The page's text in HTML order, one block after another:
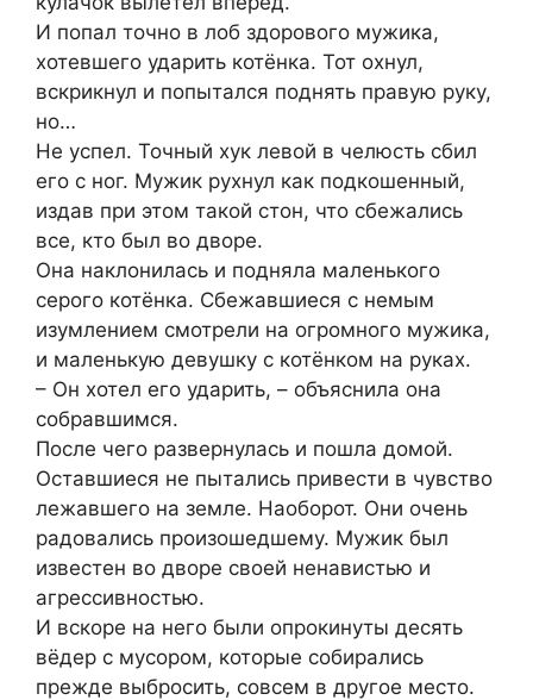
И попал точно в лоб здорового мужика,
хотевшего ударить котёнка. Тот охнул,
вскрикнул и попытался поднять правую руку,
но…
Не успел. Точный хук левой в челюсть сбил
его с ног. Мужик рухнул как подкошенный,
издав при этом такой стон, что сбежались
все, кто был во дворе.
Она наклонилась и подняла маленького
серого котёнка. Сбежавшиеся с немым
изумлением смотрели на огромного мужика,
и маленькую девушку с котёнком на руках.
– Он хотел его ударить, – объяснила она
собравшимся.
После чего развернулась и пошла домой.
Оставшиеся не пытались привести в чувство
лежавшего на земле. Наоборот. Они очень
радовались произошедшему. Мужик был
известен во дворе своей ненавистью и
агрессивностью.
И вскоре на него были опрокинуты десять
вёдер с мусором, которые собирались
прежде выбросить, совсем в другое место.